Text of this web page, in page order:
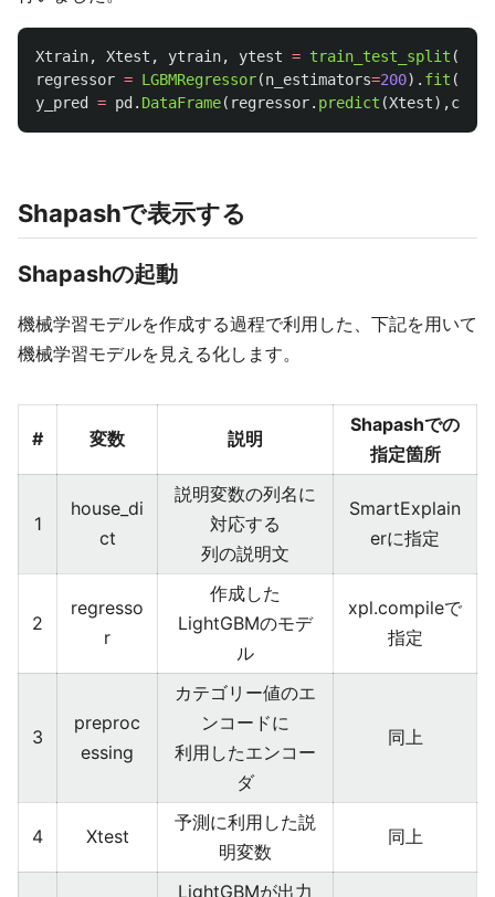
Xtrain, Xtest , ytrain, ytest = train_test_split (
regressor = LGBMRegressor(n_estimators=200). fit (
y_pred
= pd . DataFrame( regressor. predict (Xtest),
Shapashで表示する
Shapashの起動
機械学習モデルを作成する過程で利用した、下記を用いて
機械学習モデルを見える化します。
# 変数 説明
Shapashでの
指定箇所
1
house_di
ct
説明変数の列名に
対応する
列の説明文
SmartExplain
erに指定
2
regresso
r
作成した
LightGBMのモデ
ル
xpl.compileで
指定
3
preproc
essing
カテゴリー値のエ
ンコードに
利用したエンコー
ダ
同上
4 Xtest
予測に利用した説
明変数
同上
LightGBMが出力